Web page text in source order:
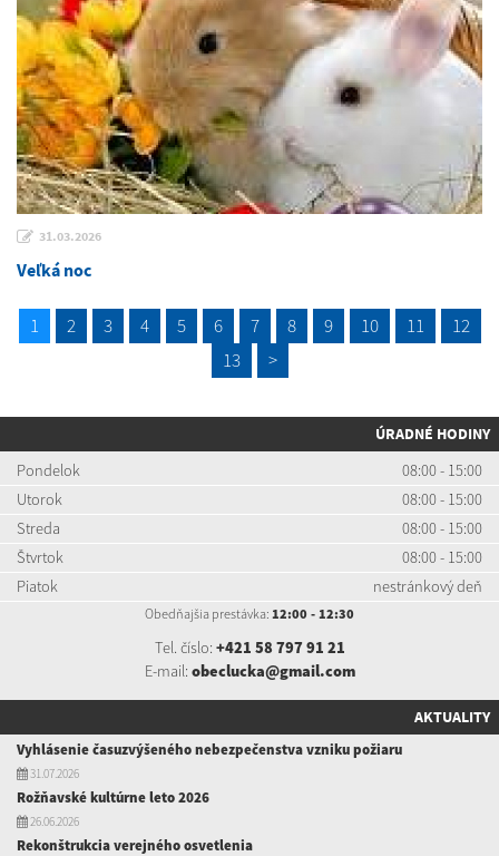
31.03.2026
Veľká noc
1 2 3 4 5 6 7 8 9 10 11
12
13
>
ÚRADNÉ HODINY
Pondelok
08:00 - 15:00
Utorok
08:00 - 15:00
Streda
08:00 - 15:00
Štvrtok
08:00 - 15:00
Piatok
nestránkový deň
Obedňajšia prestávka: 12:00 - 12:30
Tel. číslo: +421 58 797 91 21
E-mail: obeclucka@gmail.com
AKTUALITY
Vyhlásenie časuzvýšeného nebezpečenstva vzniku požiaru
31.07.2026
Rožňavské kultúrne leto 2026
26.06.2026
Rekonštrukcia verejného osvetlenia